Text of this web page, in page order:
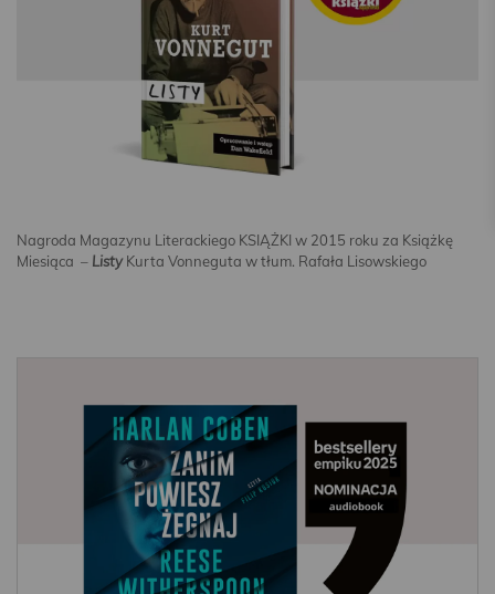
Nagroda Magazynu Literackiego KSIĄŻKI w 2015 roku za Książkę
Miesiąca – ListyKurta Vonneguta w tłum. Rafała Lisowskiego